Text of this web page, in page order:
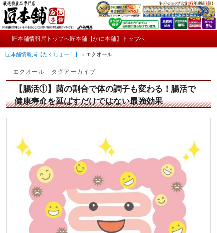
メ
イ
ン
ン
テ
サ
ブ
コ
テ
ン
匠本舗情報局【たくじょー！】
かにやおせちについてのおもしろ情報や興味深い記事をお届けします。
ン
メ
イ
ン
コ
ン
サ
ブ
コ
ン
ツ
匠本舗情報局トップへ匠本舗【かに本舗】トップへ
匠本舗情報局【たくじょー！】 > エクオール
「 エクオール 」タグアーカイブ
【腸活①】菌の割合で体の調子も変わる！腸活で
健康寿命を延ばすだけではない最強効果